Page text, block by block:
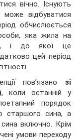
вічно. Існують
може відбуватися
обчислюється
яка жила на
і до якої це
цей період
пов’язано зі
, коли останній у
порядок
старшого сина, а
включно. Крім
умови переходу